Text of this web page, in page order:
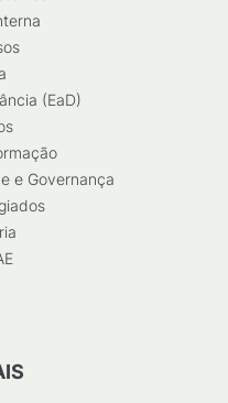
(EaD)
e Governança